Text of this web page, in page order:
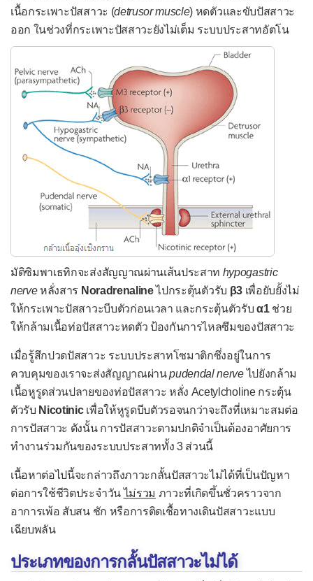
เจ็บอก/แน่นอก
ใจสั่น
ชาที่ใบหน้า
ดีซ่าน
ตามัว
ท้องโต
ท้องเสีย
ถ่ายเป็นเลือด
อุจจาระมีลักษณะผิดปกติ
ปวดข้อ
ปวดข้อไหล่
ปวดข้อสะโพก
ปวดข้อเข่า
ปวดข้อเท้าและเท้า
ปวดคอ
ปวดท้อง
ปวดท้องเฉียบพลัน
ปวดท้องในเด็ก
เนื้อกระเพาะปัสสาวะ (detrusor muscle) หดตัวและขับปัสสาวะ
ออก ในช่วงที่กระเพาะปัสสาวะยังไม่เต็ม ระบบประสาทอัตโน
มัติซิมพาเธทิกจะส่งสัญญาณผ่านเส้นประสาท hypogastric
nerveหลั่งสาร Noradrenalineไปกระตุ้นตัวรับ β3เพื่อยับยั้งไม่
ให้กระเพาะปัสสาวะบีบตัวก่อนเวลา และกระตุ้นตัวรับα1ช่วย
ให้กล้ามเนื้อท่อปัสสาวะหดตัว ป้องกันการไหลซึมของปัสสาวะ
เมื่อรู้สึกปวดปัสสาวะ ระบบประสาทโซมาติกซึ่งอยู่ในการ
ควบคุมของเราจะส่งสัญญาณผ่านpudendal nerveไปยังกล้าม
เนื้อหูรูดส่วนปลายของท่อปัสสาวะ หลั่ง Acetylcholine กระตุ้น
ตัวรับ Nicotinicเพื่อให้หูรูดบีบตัวรอจนกว่าจะถึงที่เหมาะสมต่อ
การปัสสาวะ ดังนั้น การปัสสาวะตามปกติจำเป็นต้องอาศัยการ
ทำงานร่วมกันของระบบประสาททั้ง 3 ส่วนนี้
เนื้อหาต่อไปนี้จะกล่าวถึงภาวะกลั้นปัสสาวะไม่ได้ที่เป็นปัญหา
ต่อการใช้ชีวิตประจำวันไม่รวม ภาวะที่เกิดขึ้นชั่วคราวจาก
อาการเพ้อ สับสน ชัก หรือการติดเชื้อทางเดินปัสสาวะแบบ
เฉียบพลัน
ประเภทของการกลั้นปัสสาวะไม่ได้